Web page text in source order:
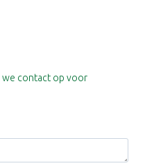
we contact op voor